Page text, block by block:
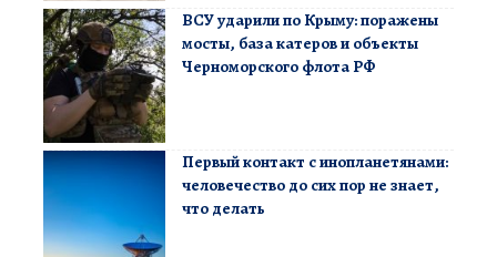
ВСУ ударили по Крыму: поражены
мосты, база катеров и объекты
Черноморского флота РФ
Первый контакт с инопланетянами:
человечество до сих пор не знает,
что делать